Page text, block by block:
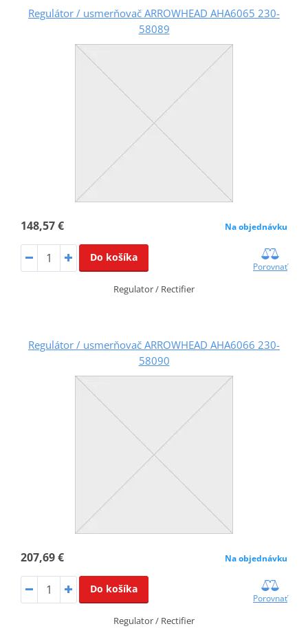
Regulátor / usmerňovač ARROWHEAD AHA6065 230-
58089
148,57 € Na objednávku
Do košíka
Porovnať
Regulator / Rectifier
Regulátor / usmerňovač ARROWHEAD AHA6066 230-
58090
207,69 € Na objednávku
Do košíka
Porovnať
Regulator / Rectifier